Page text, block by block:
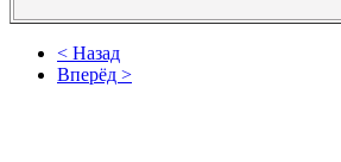
< Назад
Вперёд >